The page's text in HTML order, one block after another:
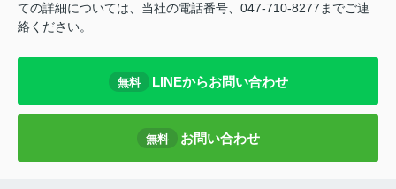
ての詳細については、当社の電話番号、047-710-8277までご連
絡ください。
無料 LINEからお問い合わせ
無料 お問い合わせ